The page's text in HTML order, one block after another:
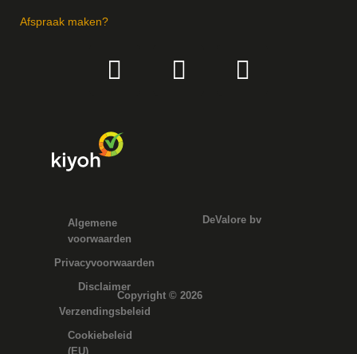
Afspraak maken?
Copyright © 2026
DeValore bv
Algemene
voorwaarden
Privacyvoorwaarden
Disclaimer
Verzendingsbeleid
Cookiebeleid
(EU)